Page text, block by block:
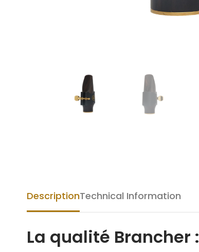
DescriptionTechnical Information
La qualité Brancher :